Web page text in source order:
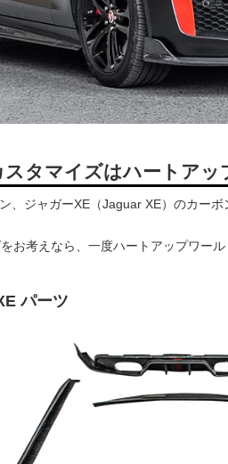
スタマイズはハートアッ
、ジャガーXE（Jaguar XE）のカーボ
お考えなら、一度ハートアップワール
パーツ